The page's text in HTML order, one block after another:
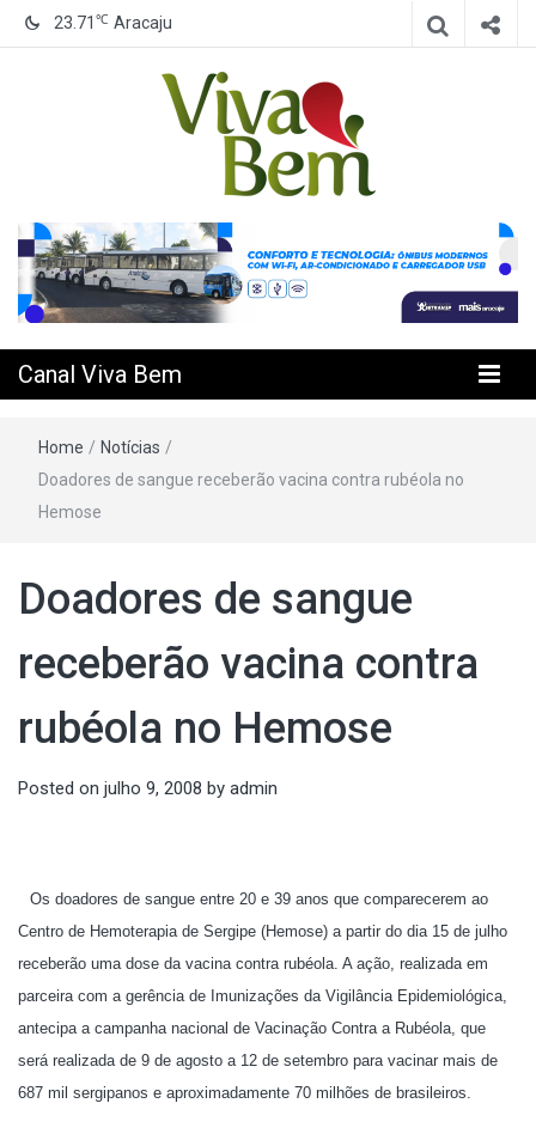
23.71 ℃ Aracaju
Canal Viva
Bem
Canal Viva Bem
Home / Notícias /
Doadores de sangue receberão vacina contra rubéola no
Hemose
Doadores de sangue
receberão vacina contra
rubéola no Hemose
Posted on julho 9, 2008 by admin
Os doadores de sangue entre 20 e 39 anos que comparecerem ao
Centro de Hemoterapia de Sergipe (Hemose) a partir do dia 15 de julho
receberão uma dose da vacina contra rubéola. A ação, realizada em
parceira com a gerência de Imunizações da Vigilância Epidemiológica,
antecipa a campanha nacional de Vacinação Contra a Rubéola, que
será realizada de 9 de agosto a 12 de setembro para vacinar mais de
687 mil sergipanos e aproximadamente 70 milhões de brasileiros.